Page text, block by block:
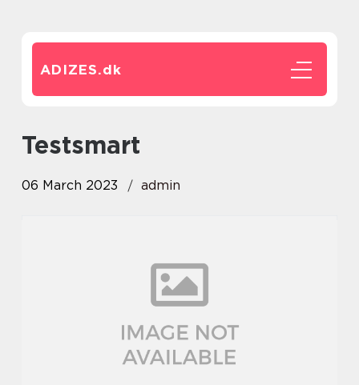
ADIZES.dk
testsmart
06 March 2023 admin